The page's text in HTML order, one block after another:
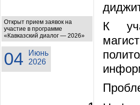
Открыт прием заявок на
участие в программе
«Кавказский диалог — 2026»
04
Июнь
2026
К